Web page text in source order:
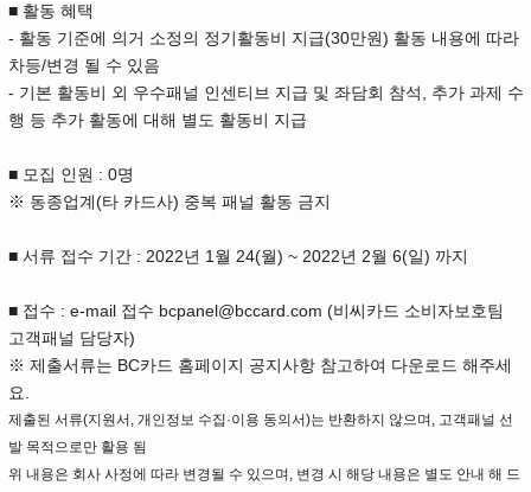
■ 활동 혜택
- 활동 기준에 의거 소정의 정기활동비 지급(30만원) 활동 내용에 따라
차등/변경 될 수 있음
- 기본 활동비 외 우수패널 인센티브 지급 및 좌담회 참석, 추가 과제 수
행 등 추가 활동에 대해 별도 활동비 지급
■ 모집 인원 : 0명
※ 동종업계(타 카드사) 중복 패널 활동 금지
■ 서류 접수 기간 : 2022년 1월 24(월) ~ 2022년 2월 6(일) 까지
■ 접수 : e-mail 접수 bcpanel@bccard.com (비씨카드 소비자보호팀
고객패널 담당자)
※ 제출서류는 BC카드 홈페이지 공지사항 참고하여 다운로드 해주세
요.
제출된 서류(지원서, 개인정보 수집·이용 동의서)는 반환하지 않으며, 고객패널 선
발 목적으로만 활용 됨
위 내용은 회사 사정에 따라 변경될 수 있으며, 변경 시 해당 내용은 별도 안내 해 드